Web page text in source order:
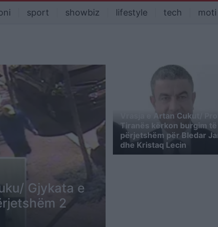
sport showbiz lifestyle tech moti
Gjykata e
2
Vrasja e Artan Cukut/
Tiranës kërkon burgim të
përjetshëm për Bledar
dhe Kristaq Lecin